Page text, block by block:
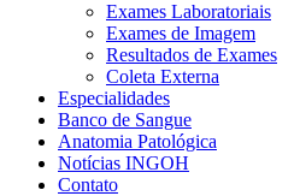
Exames Laboratoriais
Exames de Imagem
Resultados de Exames
Coleta Externa
Especialidades
Banco de Sangue
Anatomia Patológica
Notícias INGOH
Contato